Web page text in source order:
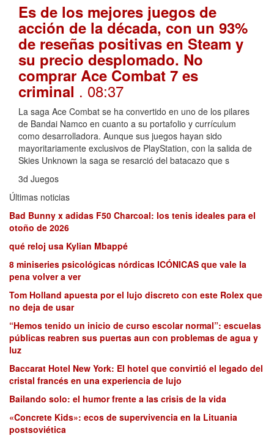
Es de los mejores juegos de
acción de la década, con un 93%
de reseñas positivas en Steam y
su precio desplomado. No
comprar Ace Combat 7 es
criminal . 08:37
La saga Ace Combat se ha convertido en uno de los pilares
de Bandai Namco en cuanto a su portafolio y currículum
como desarrolladora. Aunque sus juegos hayan sido
mayoritariamente exclusivos de PlayStation, con la salida de
Skies Unknown la saga se resarció del batacazo que s
3d Juegos
Últimas noticias
Bad Bunny x adidas F50 Charcoal: los tenis ideales para el
otoño de 2026
qué reloj usa Kylian Mbappé
8 miniseries psicológicas nórdicas ICÓNICAS que vale la
pena volver a ver
Tom Holland apuesta por el lujo discreto con este Rolex que
no deja de usar
“Hemos tenido un inicio de curso escolar normal”: escuelas
públicas reabren sus puertas aun con problemas de agua y
luz
Baccarat Hotel New York: El hotel que convirtió el legado del
cristal francés en una experiencia de lujo
Bailando solo: el humor frente a las crisis de la vida
«Concrete Kids»: ecos de supervivencia en la Lituania
postsoviética